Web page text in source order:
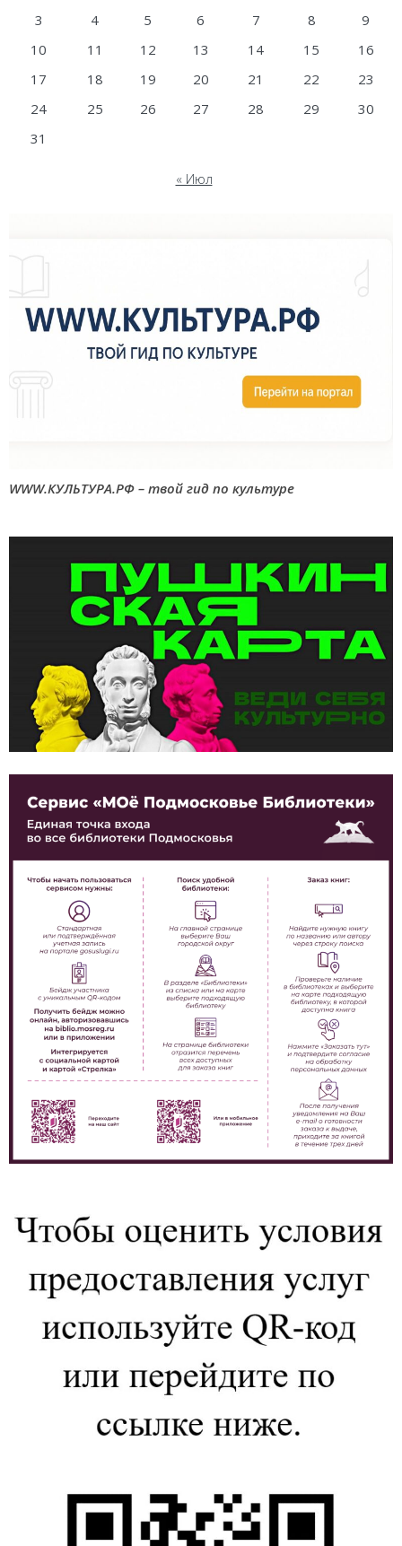
3
4 5 6 7 8
9
10
11 12 13 14 15
16
17
18 19 20 21 22
23
24
25 26 27 28 29
30
31
« Июл
WWW.КУЛЬТУРА.РФ – твой гид по культуре